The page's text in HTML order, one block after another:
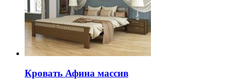
Кровать Афина массив